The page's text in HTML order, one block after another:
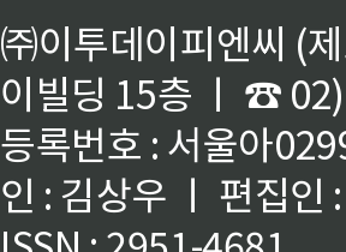
㈜이투데이피엔씨 (
이빌딩 15층 ㅣ ☎
등록번호 : 서울아
인 : 김상우 ㅣ 편집인